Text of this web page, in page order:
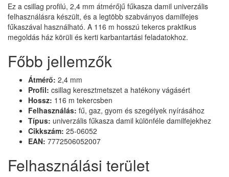
Ez a csillag profilú, 2,4 mm átmérőjű fűkasza damil univerzális
felhasználásra készült, és a legtöbb szabványos damilfejes
fűkaszával használható. A 116 m hosszú tekercs praktikus
megoldás ház körüli és kerti karbantartási feladatokhoz.
Főbb jellemzők
Átmérő: 2,4 mm
Profil: csillag keresztmetszet a hatékony vágásért
Hossz: 116 m tekercsben
Felhasználás: fű, gaz, gyom és szegélyek nyírásához
Típus: univerzális fűkasza damil különféle damilfejekhez
Cikkszám: 25-06052
EAN: 7772506052007
Felhasználási terület